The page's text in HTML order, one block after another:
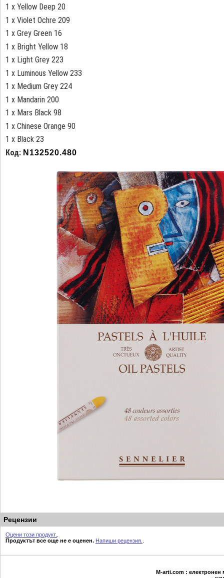
1 x Yellow Deep 20
1 x Violet Ochre 209
1 x Grey Green 16
1 x Bright Yellow 18
1 x Light Grey 223
1 x Luminous Yellow 233
1 x Medium Grey 224
1 x Mandarin 200
1 x Mars Black 98
1 x Chinese Orange 90
1 x Black 23
Код: N132520.480
Рецензии
Оцени този продукт.
Продуктът все още не е оценен. Напиши рецензия.
М-arti.com : електронен